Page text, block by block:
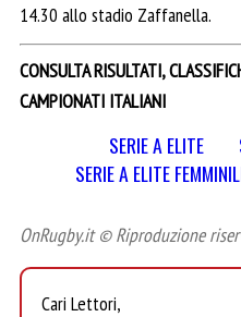
14.30 allo stadio Zaffanella.
CONSULTA RISULTATI,
CAMPIONATI ITALIANI
SERIE A ELITE
SERIE A ELITE
OnRugby.it © Riproduzione
Cari Lettori,